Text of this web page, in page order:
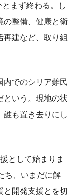
まず終わる。し
の整備、健康と衛
再建など、取り組
でのシリア難民
という。現地の状
誰も置き去りにし
として始まりま
ち、いまだに解
と開発支援とを切